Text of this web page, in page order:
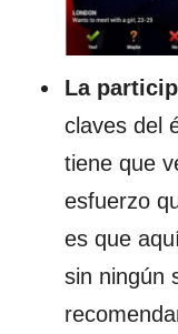
La
claves del
tiene que
esfuerzo
es que
sin ningún